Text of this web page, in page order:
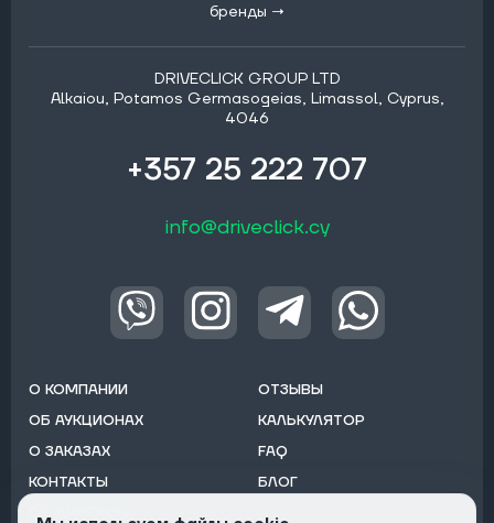
бренды →
DRIVECLICK GROUP LTD
Alkaiou, Potamos Germasogeias, Limassol, Cyprus,
4046
+357 25 222 707
info@driveclick.cy
О КОМПАНИИ
ОБ АУКЦИОНАХ
О ЗАКАЗАХ
КОНТАКТЫ
ОТЗЫВЫ
КАЛЬКУЛЯТОР
FAQ
БЛОГ